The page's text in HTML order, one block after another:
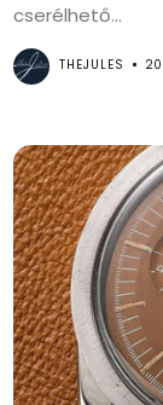
cserélhető...
THEJULES